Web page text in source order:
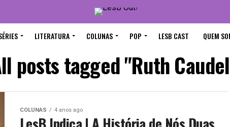
LITERATURA COLUNAS POP LESB CAST QUEM
posts tagged "Ruth
COLUNAS 4 anos ago